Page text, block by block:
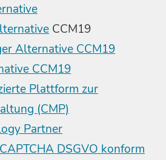
CCM19
Alternative CCM19
CCM19
Plattform zur
(CMP)
Partner
DSGVO konform